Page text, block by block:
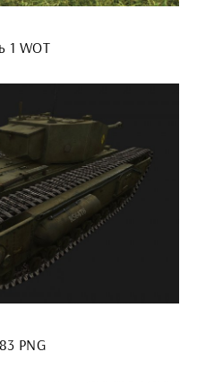
1 WOT
PNG